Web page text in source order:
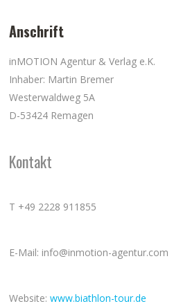
Anschrift
inMOTION Agentur & Verlag e.K.
Inhaber: Martin Bremer
Westerwaldweg 5A
D-53424 Remagen
Kontakt
T +49 2228 911855
E-Mail: info@inmotion-agentur.com
Website:www.biathlon-tour.de